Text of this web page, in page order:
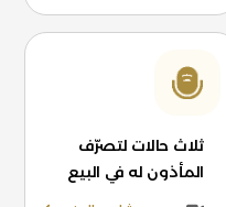
ثلاث حالات لتصرّف
المأذون له في البيع